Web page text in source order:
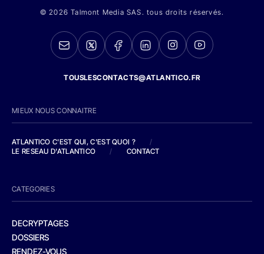
© 2026 Talmont Media SAS. tous droits réservés.
TOUSLESCONTACTS@ATLANTICO.FR
MIEUX NOUS CONNAITRE
ATLANTICO C'EST QUI, C'EST QUOI ?
/
LE RESEAU D'ATLANTICO
/ CONTACT
CATEGORIES
DECRYPTAGES
DOSSIERS
RENDEZ-VOUS